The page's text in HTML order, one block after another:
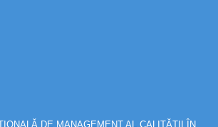
DE MANAGEMENT AL CALITĂȚII ÎN